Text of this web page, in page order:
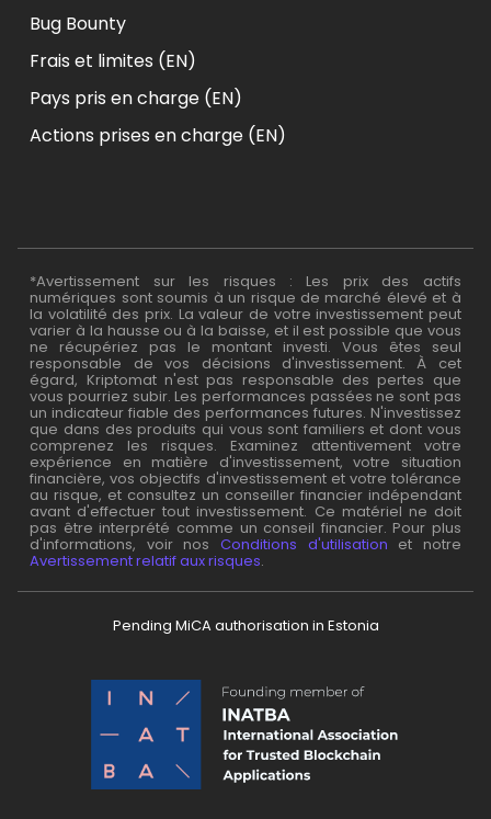
Bug Bounty
Frais et limites (EN)
Pays pris en charge (EN)
Actions prises en charge (EN)
*Avertissement sur les risques : Les prix des actifs
numériques sont soumis à un risque de marché élevé et à
la volatilité des prix. La valeur de votre investissement peut
varier à la hausse ou à la baisse, et il est possible que vous
ne récupériez pas le montant investi. Vous êtes seul
responsable de vos décisions d'investissement. À cet
égard, Kriptomat n'est pas responsable des pertes que
vous pourriez subir. Les performances passées ne sont pas
un indicateur fiable des performances futures. N'investissez
que dans des produits qui vous sont familiers et dont vous
comprenez les risques. Examinez attentivement votre
expérience en matière d'investissement, votre situation
financière, vos objectifs d'investissement et votre tolérance
au risque, et consultez un conseiller financier indépendant
avant d'effectuer tout investissement. Ce matériel ne doit
pas être interprété comme un conseil financier. Pour plus
d'informations, voir nos Conditions d'utilisation et notre
Avertissement relatif aux risques.
Pending MiCA authorisation in Estonia